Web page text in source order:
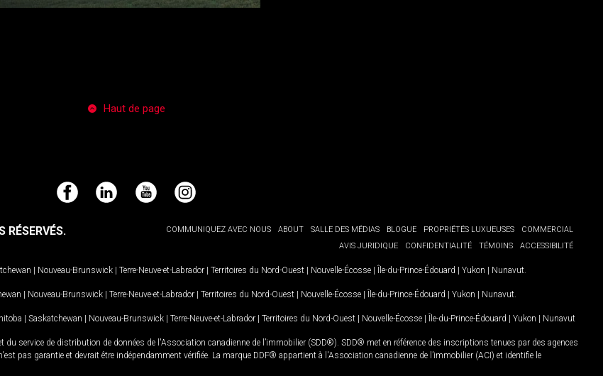
Haut de page
FacebookLinkedIn YouTubeInstagram
COMMUNIQUEZ AVEC NOUS ABOUT SALLE DES MÉDIAS BLOGUE PROPRIÉTÉS LUXUEUSES
COMMERCIAL
AVIS JURIDIQUE
CONFIDENTIALITÉ TÉMOINS ACCESSIBILITÉ
RÉSERVÉS.
| Nouveau-Brunswick | Terre-Neuve-et-Labrador | Territoires du Nord-Ouest | Nouvelle-Écosse | Île-du-Prince-Édouard | Yukon | Nunavut
| Nouveau-Brunswick | Terre-Neuve-et-Labrador | Territoires du Nord-Ouest | Nouvelle-Écosse | Île-du-Prince-Édouard | Yukon | Nunavut
| Saskatchewan | Nouveau-Brunswick | Terre-Neuve-et-Labrador | Territoires du Nord-Ouest | Nouvelle-Écosse | Île-du-Prince-Édouard | Yukon | Nunavut
du service de distribution de données de l'Association canadienne de l’immobilier (SDD®). SDD® met en référence des inscriptions tenues par des agences
pas garantie et devrait être indépendamment vérifiée. La marque DDF® appartient à l'Association canadienne de l’immobilier (ACI) et identifie le